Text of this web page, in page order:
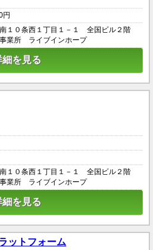
円
１０条西１丁目１－１ 全国ビル２階
業所 ライブインホープ
細を見る
１０条西１丁目１－１ 全国ビル２階
業所 ライブインホープ
細を見る
ットフォーム